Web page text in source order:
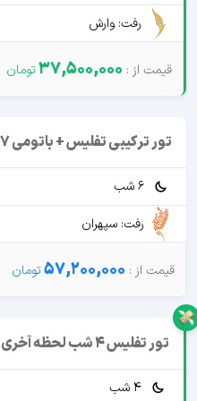
رفت: وارش
37,500,000
تور ترکیبی تفلیس + باتومی 7 روزه ویژه تعطیلات 21 مرداد
6 شب
رفت: سپهران
57,200,000
تور تفلیس 4 شب لحظه آخری
4 شب